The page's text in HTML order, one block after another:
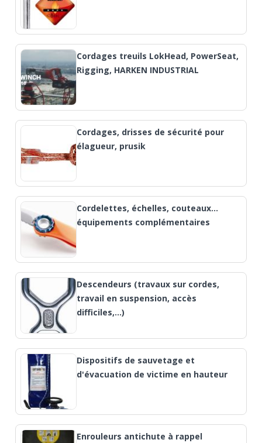
Cordages treuils LokHead, PowerSeat,
Rigging, HARKEN INDUSTRIAL
Cordages, drisses de sécurité pour
élagueur, prusik
Cordelettes, échelles, couteaux…
équipements complémentaires
Descendeurs (travaux sur cordes,
travail en suspension, accès
difficiles,...)
Dispositifs de sauvetage et
d'évacuation de victime en hauteur
Enrouleurs antichute à rappel